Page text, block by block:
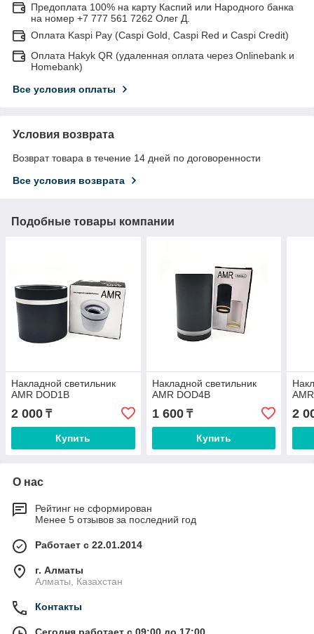
Предоплата 100% на карту Каспий или Народного банка
на номер +7 777 561 7262 Олег Д.
Оплата Kaspi Pay (Caspi Gold, Caspi Red и Caspi Credit)
Оплата Hakyk QR (удаленная оплата через Onlinebank и
Homebank)
Все условия оплаты
Условия возврата
Возврат товара в течение 14 дней по договоренности
Все условия возврата
Подобные товары компании
Накладной светильник
AMR DOD1B
2 000 ₸
Купить
Накладной светильник
AMR DOD4B
1 600₸
Купить
2
О нас
Рейтинг не сформирован
Менее 5 отзывов за последний год
Работает с 22.01.2014
г. Алматы
Алматы, Казахстан
Контакты